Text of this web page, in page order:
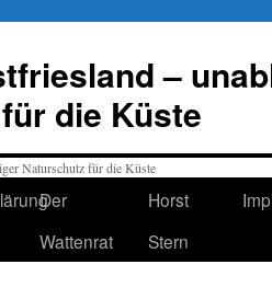
–
die Küste
Der
Wattenrat
Horst
Stern